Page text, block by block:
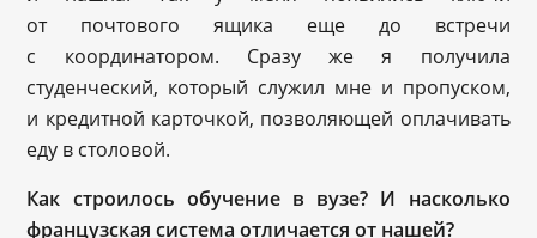
от почтового ящика еще до встречи
с координатором. Сразу же я получила
студенческий, который служил мне и пропуском,
и кредитной карточкой, позволяющей оплачивать
еду в столовой.
Как строилось обучение в вузе? И насколько
французская система отличается от нашей?